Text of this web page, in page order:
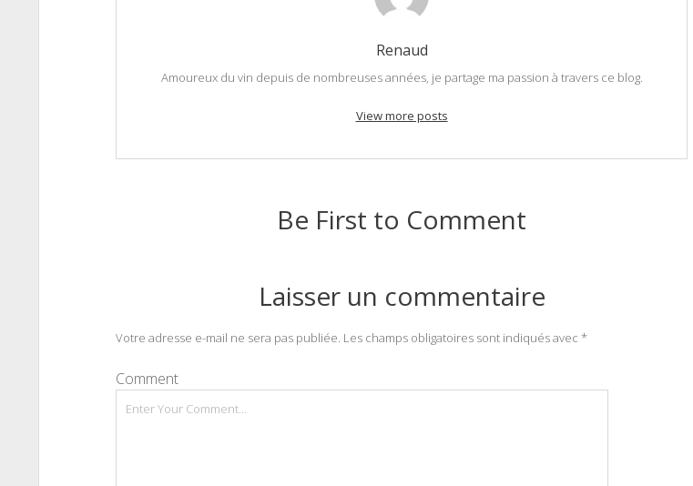
Renaud
Amoureux du vin depuis de nombreuses années, je partage ma passion à travers ce blog.
View more posts
Be First to Comment
Laisser un commentaire
Votre adresse e-mail ne sera pas publiée. Les champs obligatoires sont indiqués avec *
Comment